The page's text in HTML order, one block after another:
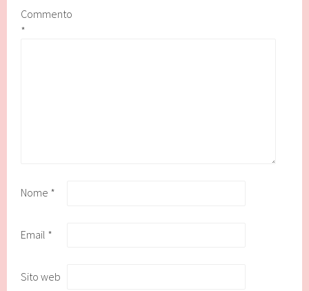
Commento
*
Nome *
Email *
Sito web